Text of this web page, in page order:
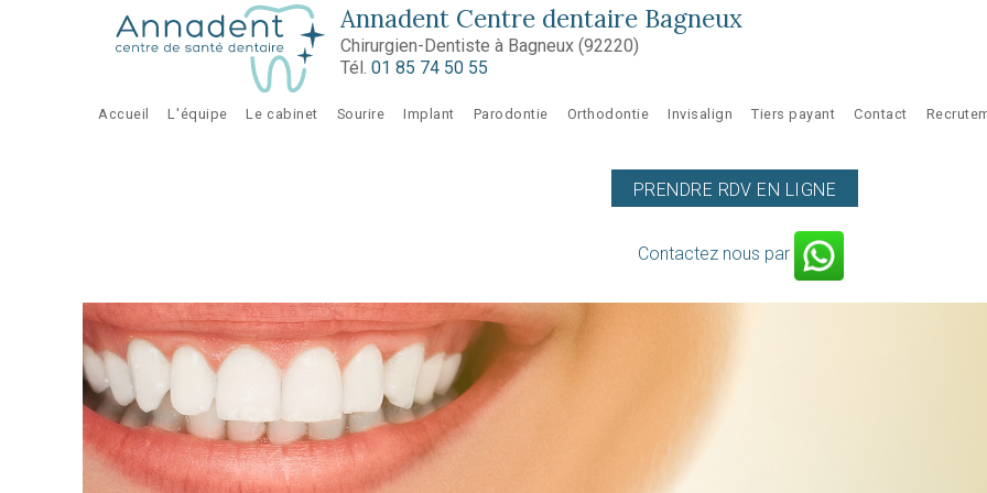
Aller au contenu principal Annadent Centre dentaire Bagneux
Chirurgien-Dentiste à Bagneux (92220)
Tél.01 85 74 50 55
Accueil L'équipe Le cabinet Sourire Implant Parodontie Orthodontie Invisalign Tiers payant Contact
PRENDRE RDV EN LIGNE
Contactez nous par